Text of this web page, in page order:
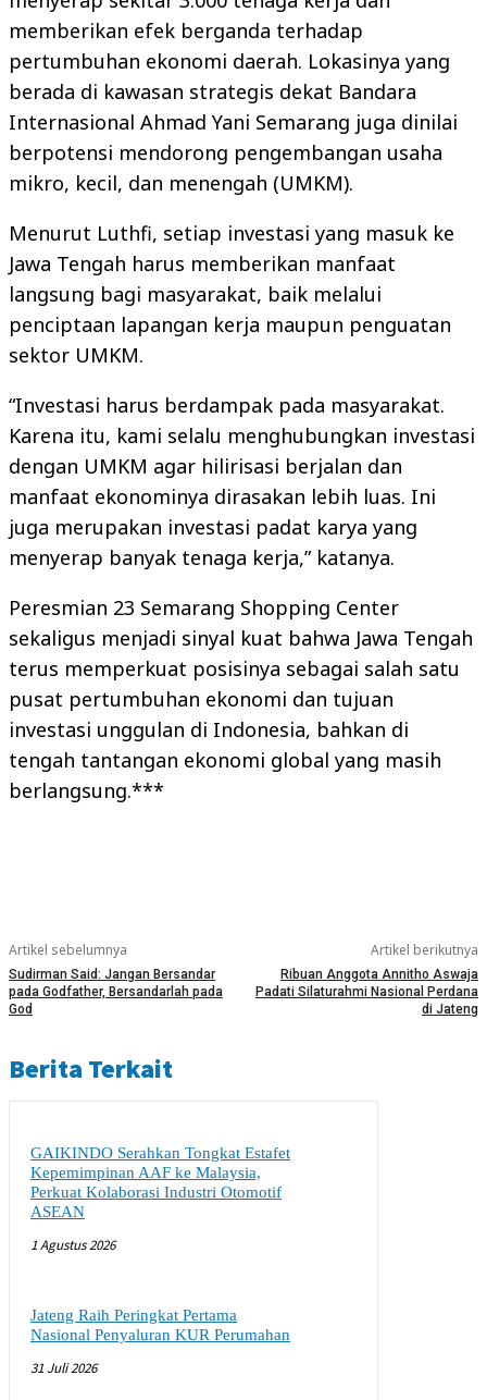
memberikan efek berganda terhadap
pertumbuhan ekonomi daerah. Lokasinya yang
berada di kawasan strategis dekat Bandara
Internasional Ahmad Yani Semarang juga dinilai
berpotensi mendorong pengembangan usaha
mikro, kecil, dan menengah (UMKM).
Menurut Luthfi, setiap investasi yang masuk ke
Jawa Tengah harus memberikan manfaat
langsung bagi masyarakat, baik melalui
penciptaan lapangan kerja maupun penguatan
sektor UMKM.
“Investasi harus berdampak pada masyarakat.
Karena itu, kami selalu menghubungkan investasi
dengan UMKM agar hilirisasi berjalan dan
manfaat ekonominya dirasakan lebih luas. Ini
juga merupakan investasi padat karya yang
menyerap banyak tenaga kerja,” katanya.
Peresmian 23 Semarang Shopping Center
sekaligus menjadi sinyal kuat bahwa Jawa Tengah
terus memperkuat posisinya sebagai salah satu
pusat pertumbuhan ekonomi dan tujuan
investasi unggulan di Indonesia, bahkan di
tengah tantangan ekonomi global yang masih
berlangsung.***
Artikel sebelumnya
Sudirman Said: Jangan Bersandar
pada Godfather, Bersandarlah pada
God
Artikel berikutnya
Ribuan Anggota Annitho Aswaja
Padati Silaturahmi Nasional Perdana
di Jateng
Berita Terkait
GAIKINDO Serahkan Tongkat Estafet
Kepemimpinan AAF ke Malaysia,
Perkuat Kolaborasi Industri Otomotif
ASEAN
1 Agustus 2026
Jateng Raih Peringkat Pertama
Nasional Penyaluran KUR Perumahan
31 Juli 2026